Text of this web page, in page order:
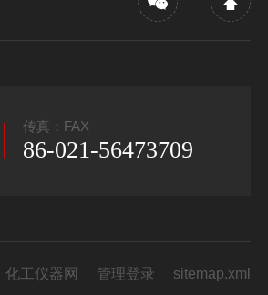
传真：FAX
86-021-56473709
化工仪器网 管理登录 sitemap.xml